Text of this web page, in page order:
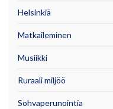
Helsinkiä
Matkaileminen
Musiikki
Ruraali miljöö
Sohvaperunointia